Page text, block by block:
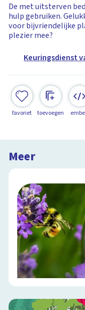
De met uitsterven
hulp gebruiken.
voor bijvriendelijke
plezier mee?
Keuringsdienst
favoriet toevoegen
Meer